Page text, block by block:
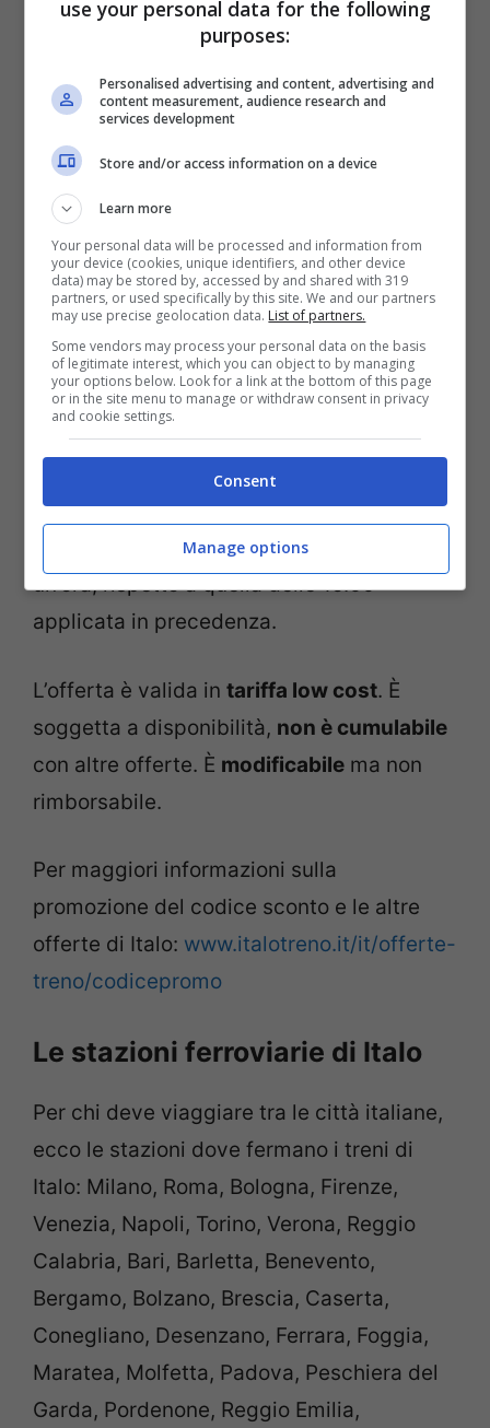
. Dunque in pienastagione autunnale
e incluso ilPonte del 1° novembre, con la
festività che cade di lunedì. Le prossime
promozioni si avvicineranno poi al periodo
di Natale.
Italo mette a disposizione130mila posti
sui suoi treni, da acquistare a prezzi low
cost.
Come sempre, l’offertaesce dopo
mezzogiorno di venerdì ed è attiva fino al
lunedì successivo, in questo caso
lunedì 27 settembre alle ore 16.00. La
scadenza dell’orario è stata prorogata di
un’ora, rispetto a quella delle 15.00
applicata in precedenza.
L’offerta è valida in tariffa low cost. È
soggetta a disponibilità, non è cumulabile
con altre offerte. È modificabile ma non
rimborsabile.
Per maggiori informazioni sulla
promozione del codice sconto e le altre
offerte di Italo: www.italotreno.it/it/offerte-
treno/codicepromo
Le stazioni ferroviarie di Italo
Per chi deve viaggiare tra le città italiane,
ecco le stazioni dove fermano i treni di
Italo: Milano, Roma, Bologna, Firenze,
Venezia, Napoli, Torino, Verona, Reggio
Calabria, Bari, Barletta, Benevento,
Bergamo, Bolzano, Brescia, Caserta,
Conegliano, Desenzano, Ferrara, Foggia,
Maratea, Molfetta, Padova, Peschiera del
Garda, Pordenone, Reggio Emilia,
use your personal data for the following
purposes:
Personalised advertising and content, advertising and
content measurement, audience research and
services development
Store and/or access information on a device
Learn more
Your personal data will be processed and information from
your device (cookies, unique identifiers, and other device
data) may be stored by, accessed by and shared with 319
partners, or used specifically by this site. We and our partners
may use precise geolocation data. List of partners.
Some vendors may process your personal data on the basis
of legitimate interest, which you can object to by managing
your options below. Look for a link at the bottom of this page
or in the site menu to manage or withdraw consent in privacy
and cookie settings.
Consent
Manage options